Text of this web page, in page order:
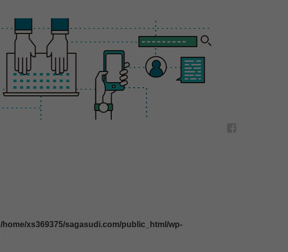
/home/xs369375/sagasudi.com/public_html/wp-